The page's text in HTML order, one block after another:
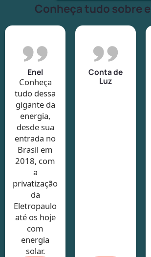
Conheça tudo sobre
Enel
Conheça
tudo dessa
gigante da
energia,
desde sua
entrada no
Brasil em
2018, com
a
privatização
da
Eletropaulo
até os hoje
com
energia
solar.
Conta de
Luz